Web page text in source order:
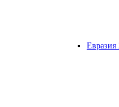
Евразия